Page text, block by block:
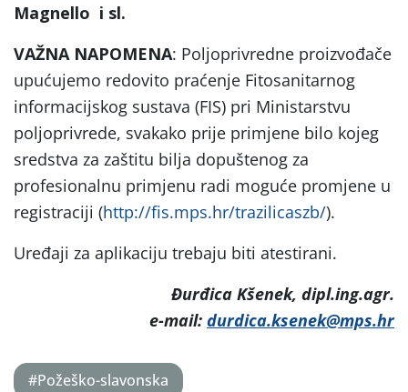
Magnello i sl.
VAŽNA NAPOMENA: Poljoprivredne proizvođače
upućujemo redovito praćenje Fitosanitarnog
informacijskog sustava (FIS) pri Ministarstvu
poljoprivrede, svakako prije primjene bilo kojeg
sredstva za zaštitu bilja dopuštenog za
profesionalnu primjenu radi moguće promjene u
registraciji (http://fis.mps.hr/trazilicaszb/).
Uređaji za aplikaciju trebaju biti atestirani.
Đurđica Kšenek, dipl.ing.agr.
e-mail: durdica.ksenek@mps.hr
#Požeško-slavonska